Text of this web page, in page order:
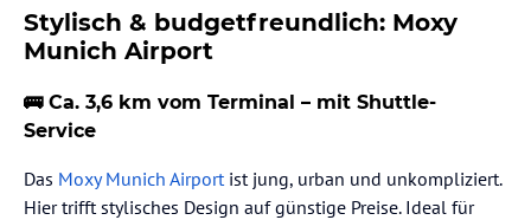
Stylisch & budgetfreundlich: Moxy
Munich Airport
🚌 Ca. 3,6 km vom Terminal – mit Shuttle-
Service
Das Moxy Munich Airport ist jung, urban und unkompliziert.
Hier trifft stylisches Design auf günstige Preise. Ideal für